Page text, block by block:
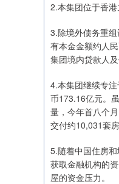
2.本集团位于香
3.除境外债务重
有本金金额约人
集团境内贷款人
4.本集团继续专
币173.16亿元。
量，今年首八个
交付约10,031套
5.随着中国住房
获取金融机构的
屋的资金压力。